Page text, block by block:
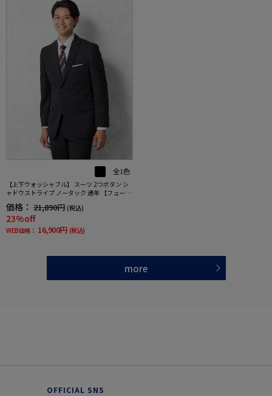
全1色
【上下ウォッシャブル】 スーツ 2つボタン シ
ャドウストライプ ノータック 通年 【フュージ
価格： 21,890円 (税込)
23%off
WEB価格： 16,900円 (税込)
more
OFFICIAL SNS